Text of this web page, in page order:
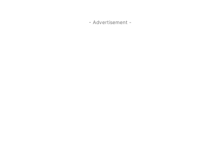
- Advertisement -